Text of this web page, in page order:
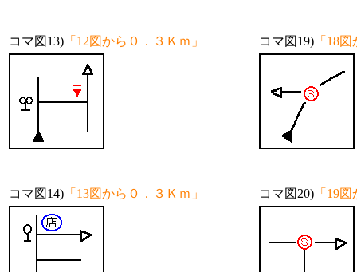
コマ図13) 「12図から０．３Ｋｍ」 コマ図19) 「18
コマ図14) 「13図から０．３Ｋｍ」 コマ図20) 「19